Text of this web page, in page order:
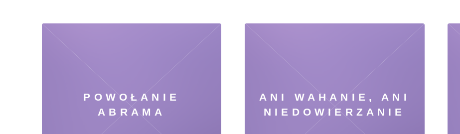
POWOŁANIE
ABRAMA
ANI WAHANIE, ANI
NIEDOWIERZANIE